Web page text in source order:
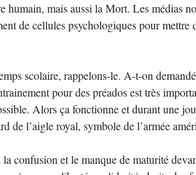
humain, mais aussi la Mort. Les médias
de cellules psychologiques pour mettre
scolaire, rappelons-le. A-t-on
pour des préados est très
Alors ça fonctionne et durant une
de l’aigle royal, symbole de l’armée
confusion et le manque de maturité